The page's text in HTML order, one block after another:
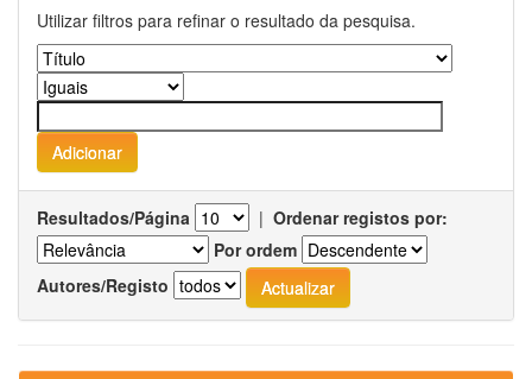
Utilizar filtros para refinar o resultado da pesquisa.
Resultados/Página | Ordenar registos por:
Por ordem
Autores/Registo